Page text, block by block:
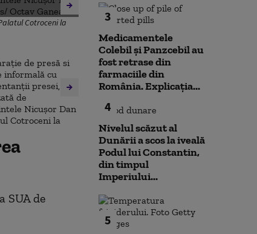
Cotroceni la
SUA de
3
Medicamentele
Colebil și Panzcebil au
fost retrase din
farmaciile din
România. Explicația...
4
Nivelul scăzut al
Dunării a scos la iveală
Podul lui Constantin,
din timpul
Imperiului...
5